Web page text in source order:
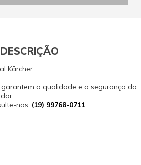
DESCRIÇÃO
Kärcher.
a qualidade e a segurança do
nos: (19) 99768-0711